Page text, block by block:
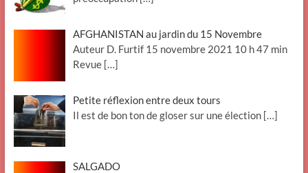
AFGHANISTAN au jardin du 15 Novembre
Auteur D. Furtif 15 novembre 2021 10 h 47 min
Revue […]
Petite réflexion entre deux tours
Il est de bon ton de gloser sur une élection […]
SALGADO